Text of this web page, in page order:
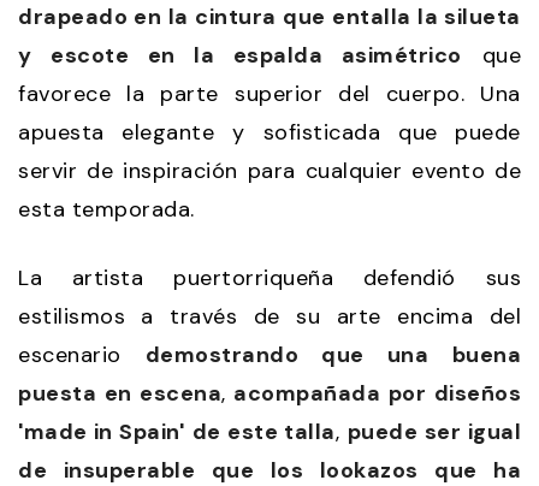
drapeado en la cintura que entalla la silueta
y escote en la espalda asimétrico que
favorece la parte superior del cuerpo. Una
apuesta elegante y sofisticada que puede
servir de inspiración para cualquier evento de
esta temporada.
La artista puertorriqueña defendió sus
estilismos a través de su arte encima del
escenario demostrando que una buena
puesta en escena, acompañada por diseños
'made in Spain' de este talla, puede ser igual
de insuperable que los lookazos que ha